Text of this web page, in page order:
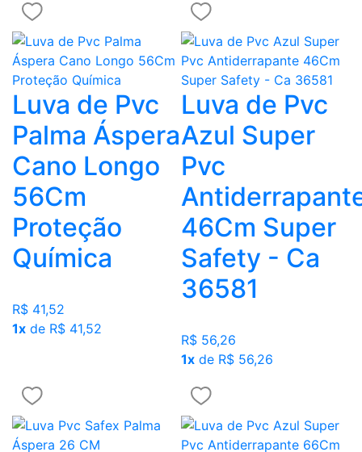
Luva de Pvc
Palma Áspera
Cano Longo
56Cm
Proteção
Química
R$ 41,52
1x de R$ 41,52
Luva de Pvc
Azul Super
Pvc
46Cm Super
Safety - Ca
36581
R$ 56,26
1x de R$ 56,26